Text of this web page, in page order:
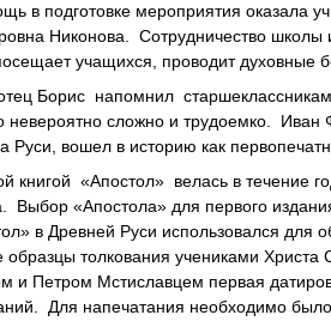
в подготовке мероприятия оказала
Никонова. Сотрудничество школы
учащихся, проводит духовные
Борис напомнил
невероятно сложно и трудоемко.
Руси, вошел в историю как
книгой «Апостол» велась в течение
Выбор «Апостола» для первого
в Древней Руси использовался для
толкования учениками Христа
и Петром Мстиславцем первая
Для напечатания необходимо